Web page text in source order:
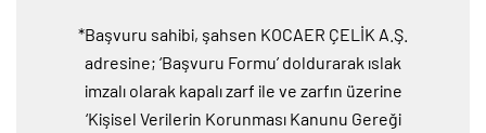
*Başvuru sahibi, şahsen KOCAER ÇELİK A.Ş.
adresine; ‘Başvuru Formu’ doldurarak ıslak
imzalı olarak kapalı zarf ile ve zarfın üzerine
‘Kişisel Verilerin Korunması Kanunu Gereği